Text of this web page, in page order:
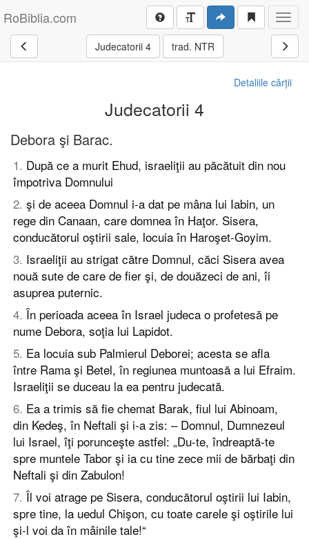
RoBiblia.com
Judecatorii 4 trad. NTR
Detaliile cărții
Judecatorii 4
Debora şi Barac.
1. După ce a murit Ehud, israeliţii au păcătuit din nou
împotriva Domnului
2. şi de aceea Domnul i-a dat pe mâna lui Iabin, un
rege din Canaan, care domnea în Haţor. Sisera,
conducătorul oştirii sale, locuia în Haroşet-Goyim.
3. Israeliţii au strigat către Domnul, căci Sisera avea
nouă sute de care de fier şi, de douăzeci de ani, îi
asuprea puternic.
4. În perioada aceea în Israel judeca o profetesă pe
nume Debora, soţia lui Lapidot.
5. Ea locuia sub Palmierul Deborei; acesta se afla
între Rama şi Betel, în regiunea muntoasă a lui Efraim.
Israeliţii se duceau la ea pentru judecată.
6. Ea a trimis să fie chemat Barak, fiul lui Abinoam,
din Kedeş, în Neftali şi i-a zis: – Domnul, Dumnezeul
lui Israel, îţi porunceşte astfel: „Du-te, îndreaptă-te
spre muntele Tabor şi ia cu tine zece mii de bărbaţi din
Neftali şi din Zabulon!
7. Îl voi atrage pe Sisera, conducătorul oştirii lui Iabin,
spre tine, la uedul Chişon, cu toate carele şi oştirile lui
şi-l voi da în mâinile tale!“